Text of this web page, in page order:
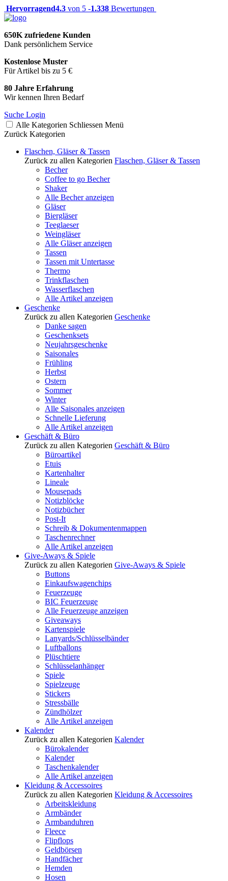
Hervorragend4.3 von 5 -1.338 Bewertungen
650K zufriedene Kunden
Dank persönlichem Service
Kostenlose Muster
Für Artikel bis zu 5 €
80 Jahre Erfahrung
Wir kennen Ihren Bedarf
Suche Login
Alle Kategorien Schliessen Menü
Zurück Kategorien
Flaschen, Gläser & Tassen
Zurück zu allen Kategorien Flaschen, Gläser & Tassen
Becher
Coffee to go Becher
Shaker
Alle Becher anzeigen
Gläser
Biergläser
Teeglaeser
Weingläser
Alle Gläser anzeigen
Tassen
Tassen mit Untertasse
Thermo
Trinkflaschen
Wasserflaschen
Alle Artikel anzeigen
Geschenke
Zurück zu allen Kategorien Geschenke
Danke sagen
Geschenksets
Neujahrsgeschenke
Saisonales
Frühling
Herbst
Ostern
Sommer
Winter
Alle Saisonales anzeigen
Schnelle Lieferung
Alle Artikel anzeigen
Geschäft & Büro
Zurück zu allen Kategorien Geschäft & Büro
Büroartikel
Etuis
Kartenhalter
Lineale
Mousepads
Notizblöcke
Notizbücher
Post-It
Schreib & Dokumentenmappen
Taschenrechner
Alle Artikel anzeigen
Give-Aways & Spiele
Zurück zu allen Kategorien Give-Aways & Spiele
Buttons
Einkaufswagenchips
Feuerzeuge
BIC Feuerzeuge
Alle Feuerzeuge anzeigen
Giveaways
Kartenspiele
Lanyards/Schlüsselbänder
Luftballons
Plüschtiere
Schlüsselanhänger
Spiele
Spielzeuge
Stickers
Stressbälle
Zündhölzer
Alle Artikel anzeigen
Kalender
Zurück zu allen Kategorien Kalender
Bürokalender
Kalender
Taschenkalender
Alle Artikel anzeigen
Kleidung & Accessoires
Zurück zu allen Kategorien Kleidung & Accessoires
Arbeitskleidung
Armbänder
Armbanduhren
Fleece
Flipflops
Geldbörsen
Handfächer
Hemden
Hosen